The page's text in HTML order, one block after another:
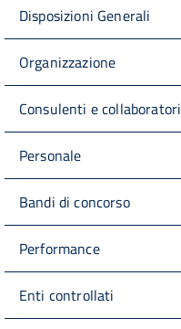
Disposizioni Generali
Organizzazione
Consulenti e collaboratori
Personale
Bandi di concorso
Performance
Enti controllati